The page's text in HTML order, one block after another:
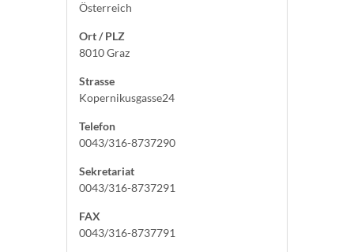
Österreich
Ort / PLZ
8010 Graz
Strasse
Kopernikusgasse24
Telefon
0043/316-8737290
Sekretariat
0043/316-8737291
FAX
0043/316-8737791